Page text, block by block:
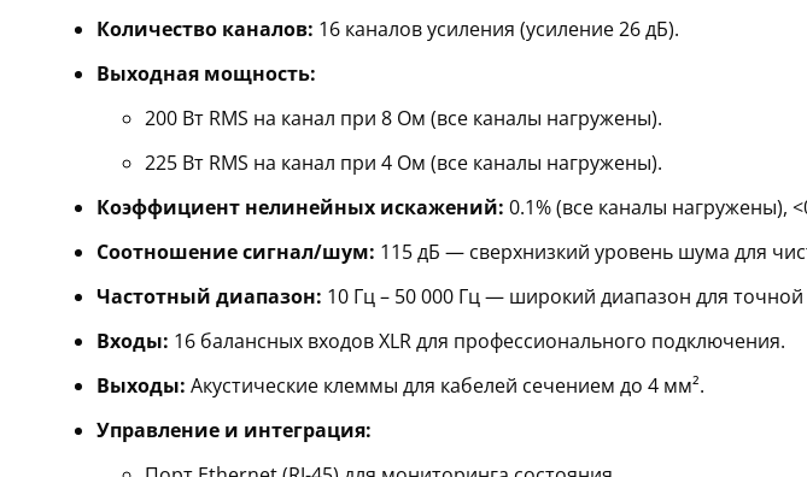
Количество каналов: 16 каналов усиления (усиление 26 дБ).
Выходная мощность:
200 Вт RMS на канал при 8 Ом (все каналы нагружены).
225 Вт RMS на канал при 4 Ом (все каналы нагружены).
Коэффициент нелинейных искажений: 0.1% (все каналы нагружены),
Соотношение сигнал/шум: 115 дБ — сверхнизкий уровень шума для
Частотный диапазон: 10 Гц – 50 000 Гц — широкий диапазон для
Входы: 16 балансных входов XLR для профессионального подключения.
Выходы: Акустические клеммы для кабелей сечением до 4 мм².
Управление и интеграция: